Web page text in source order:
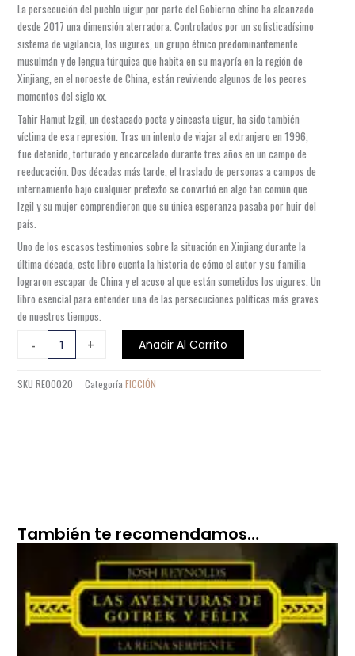
La persecución del pueblo uigur por parte del Gobierno chino ha alcanzado
desde 2017 una dimensión aterradora. Controlados por un sofisticadísimo
sistema de vigilancia, los uigures, un grupo étnico predominantemente
musulmán y de lengua túrquica que habita en su mayoría en la región de
Xinjiang, en el noroeste de China, están reviviendo algunos de los peores
momentos del siglo xx.
Tahir Hamut Izgil, un destacado poeta y cineasta uigur, ha sido también
víctima de esa represión. Tras un intento de viajar al extranjero en 1996,
fue detenido, torturado y encarcelado durante tres años en un campo de
reeducación. Dos décadas más tarde, el traslado de personas a campos de
internamiento bajo cualquier pretexto se convirtió en algo tan común que
Izgil y su mujer comprendieron que su única esperanza pasaba por huir del
país.
Uno de los escasos testimonios sobre la situación en Xinjiang durante la
última década, este libro cuenta la historia de cómo el autor y su familia
lograron escapar de China y el acoso al que están sometidos los uigures. Un
libro esencial para entender una de las persecuciones políticas más graves
de nuestros tiempos.
-
A
+ Añadir Al Carrito
SKURE00020 Categoría FICCIÓN
También te recomendamos…